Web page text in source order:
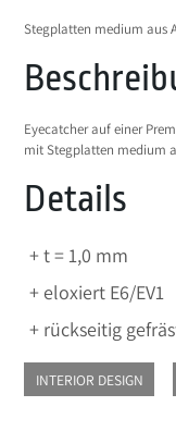
Stegplatten medium aus
Eyecatcher auf einer
mit Stegplatten medium
Details
t = 1,0 mm
eloxiert E6/EV1
rückseitig
INTERIOR DESIGN